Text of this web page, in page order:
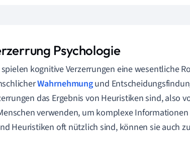
Psychologie
kognitive Verzerrungen eine wesentliche
Wahrnehmungund
das Ergebnis von Heuristiken sind, also
verwenden, um komplexe
Heuristiken oft nützlich sind, können sie auch